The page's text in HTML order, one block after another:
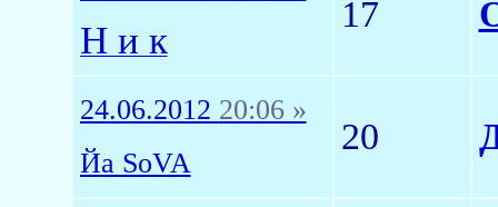
Н и к
17
24.06.2012 20:06 »
Йа SoVA
20